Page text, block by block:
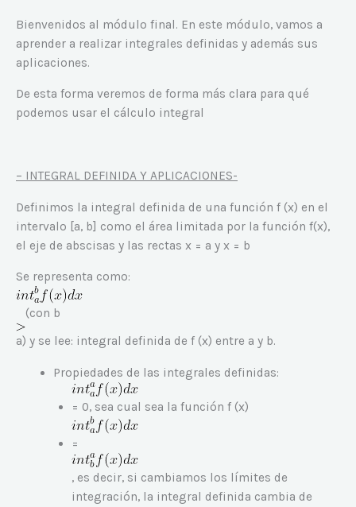
Bienvenidos al módulo final. En este módulo, vamos a
aprender a realizar integrales definidas y además sus
aplicaciones.
De esta forma veremos de forma más clara para qué
podemos usar el cálculo integral
– INTEGRAL DEFINIDA Y APLICACIONES-
Definimos la integral definida de una función f (x) en el
intervalo [a, b] como el área limitada por la función f(x),
el eje de abscisas y las rectas x = a y x = b
Se representa como:
(con b
a) y se lee: integral definida de f (x) entre a y b.
Propiedades de las integrales definidas:
= 0, sea cual sea la función f (x)
=
, es decir, si cambiamos los límites de
integración, la integral definida cambia de